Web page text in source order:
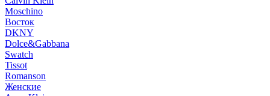
Moschino
Восток
DKNY
Dolce&Gabbana
Swatch
Tissot
Romanson
Женские